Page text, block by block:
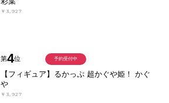
￥3,927
第4位
【フィギュア】るかっぷ 超かぐや姫！ かぐ
や
￥3,927
予約受付中